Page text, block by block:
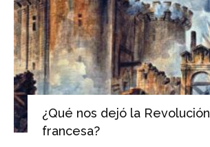
¿Qué nos dejó la Revolución
francesa?